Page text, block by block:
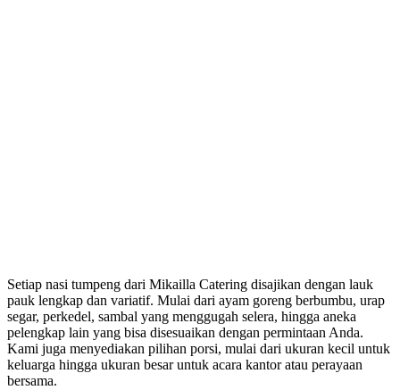
Setiap nasi tumpeng dari Mikailla Catering disajikan dengan lauk
pauk lengkap dan variatif. Mulai dari ayam goreng berbumbu, urap
segar, perkedel, sambal yang menggugah selera, hingga aneka
pelengkap lain yang bisa disesuaikan dengan permintaan Anda.
Kami juga menyediakan pilihan porsi, mulai dari ukuran kecil untuk
keluarga hingga ukuran besar untuk acara kantor atau perayaan
bersama.